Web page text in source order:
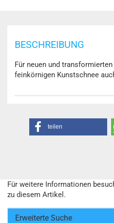
BESCHREIBUNG
Für neuen und
feinkörnigen Kunstschnee
teilen
Für weitere Informationen
zu diesem Artikel.
Erweiterte Suche